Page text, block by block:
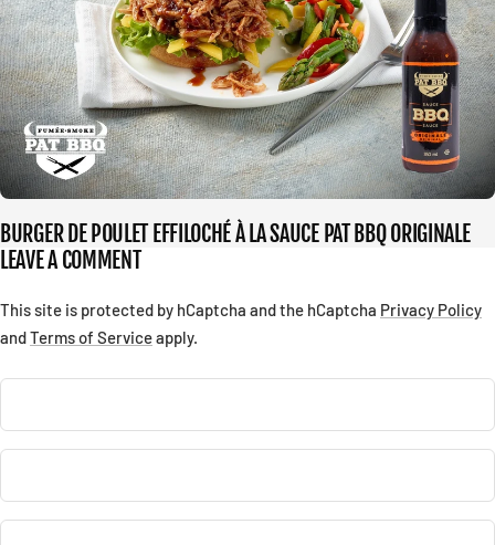
BURGER DE POULET EFFILOCHÉ À LA SAUCE PAT BBQ ORIGINALE
LEAVE A COMMENT
This site is protected by hCaptcha and the hCaptcha Privacy Policy
andTerms of Serviceapply.